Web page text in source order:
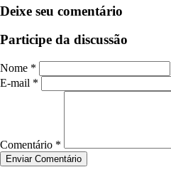
Deixe seu comentário
Participe da discussão
Nome *
E-mail *
Comentário *
Enviar Comentário